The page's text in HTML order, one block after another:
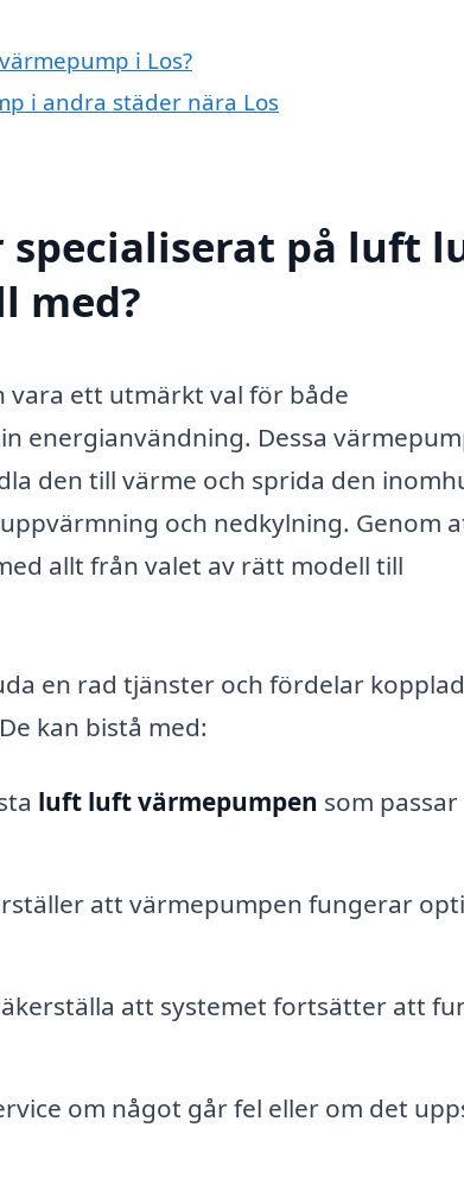
i Los?
i andra städer nära Los
specialiserat på luft
med?
vara ett utmärkt val för både
energianvändning. Dessa
den till värme och sprida den
och nedkylning. Genom
allt från valet av rätt modell till
en rad tjänster och fördelar
kan bistå med:
luft luft värmepumpen som
att värmepumpen fungerar
att systemet fortsätter att
om något går fel eller om det